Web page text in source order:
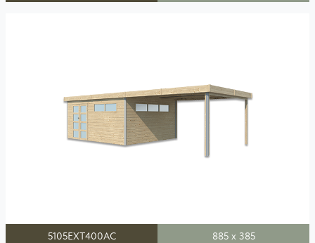
5105EXT400AC 885 x 385